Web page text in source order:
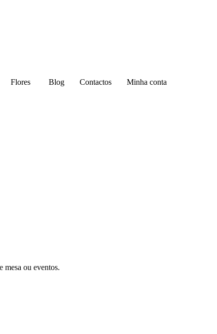
Flores Blog Contactos Minha conta
mesa ou eventos.